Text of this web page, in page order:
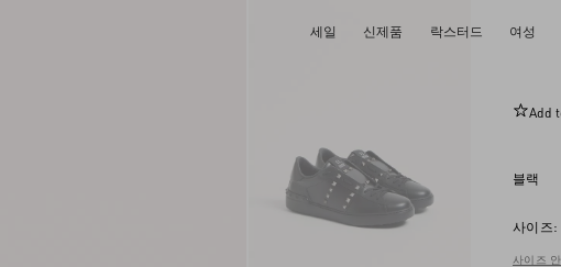
세일 신제품 락스터드 여성
송아
Add
블랙
사이즈:
사이즈